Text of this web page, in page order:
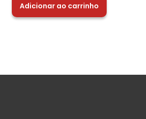
Adicionar ao carrinho